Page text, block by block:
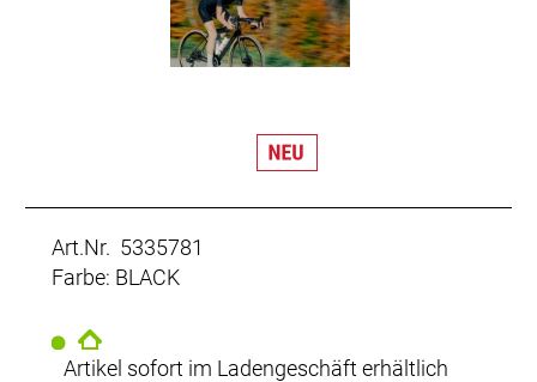
Art.Nr. 5335781
Farbe: BLACK
Artikel sofort im Ladengeschäft erhältlich